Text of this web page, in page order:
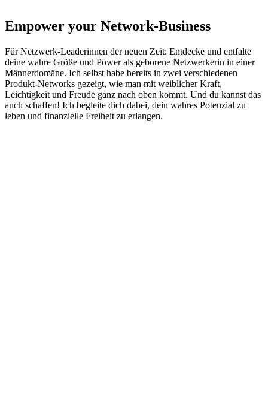
Empower your Network-Business
Für Netzwerk-Leaderinnen der neuen Zeit: Entdecke und entfalte
deine wahre Größe und Power als geborene Netzwerkerin in einer
Männerdomäne. Ich selbst habe bereits in zwei verschiedenen
Produkt-Networks gezeigt, wie man mit weiblicher Kraft,
Leichtigkeit und Freude ganz nach oben kommt. Und du kannst das
auch schaffen! Ich begleite dich dabei, dein wahres Potenzial zu
leben und finanzielle Freiheit zu erlangen.